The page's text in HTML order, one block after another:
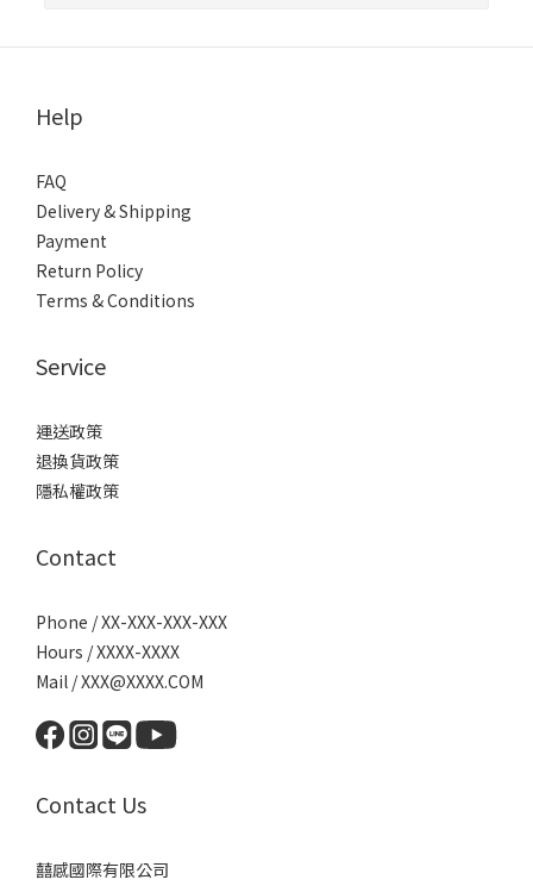
Help
FAQ
Delivery & Shipping
Payment
Return Policy
Terms & Conditions
Service
運送政策
退換貨政策
隱私權政策
Contact
Phone / XX-XXX-XXX-XXX
Hours / XXXX-XXXX
Mail / XXX@XXXX.COM
Contact Us
囍感國際有限公司